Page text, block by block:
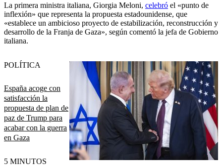
La primera ministra italiana, Giorgia Meloni, celebró el «punto de
inflexión» que representa la propuesta estadounidense, que
«establece un ambicioso proyecto de estabilización, reconstrucción y
desarrollo de la Franja de Gaza», según comentó la jefa de Gobierno
italiana.
España acoge con
satisfacción la
propuesta de plan de
paz de Trump para
acabar con la guerra
en Gaza
POLÍTICA
5 MINUTOS